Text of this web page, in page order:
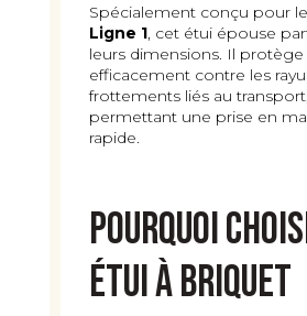
Spécialement conçu pour
Ligne 1, cet étui épouse
leurs dimensions. Il protège
efficacement contre les
frottements liés au
permettant une prise en
rapide.
Pourquoi
étui à briquet